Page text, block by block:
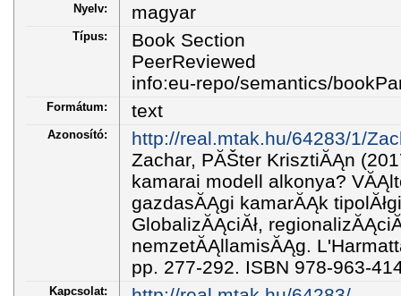
Nyelv: magyar
Típus:
Book Section
PeerReviewed
info:eu-repo/semantics/
Formátum: text
Azonosító:
http://real.mtak.hu/64283/1/
Zachar, PĂŠter KrisztiĂĄn
kamarai modell alkonya?
gazdasĂĄgi kamarĂĄk
GlobalizĂĄciĂł,
nemzetĂĄllamisĂĄg.
pp. 277-292. ISBN 978-963-
Kapcsolat: